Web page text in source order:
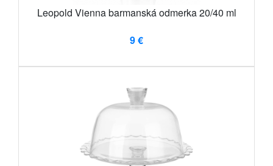
Leopold Vienna barmanská odmerka 20/40 ml
9 €